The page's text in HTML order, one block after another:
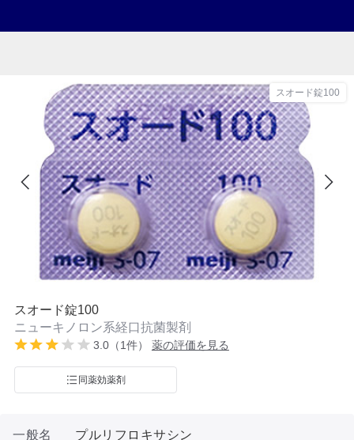
スオード錠100
スオード錠100
ニューキノロン系経口抗菌製剤
3.0（1件） 薬の評価を見る
同薬効薬剤
一般名
プルリフロキサシン